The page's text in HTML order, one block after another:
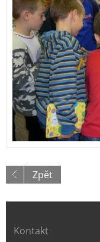
Zpět
Kontakt